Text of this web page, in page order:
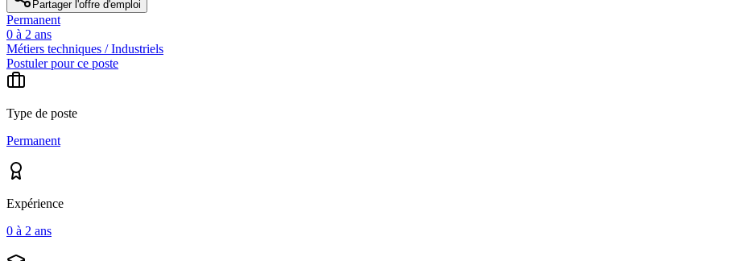
Partager l'offre d'emploi
Permanent
0 à 2 ans
Métiers techniques / Industriels
Postuler pour ce poste
Type de poste
Permanent
Expérience
0 à 2 ans